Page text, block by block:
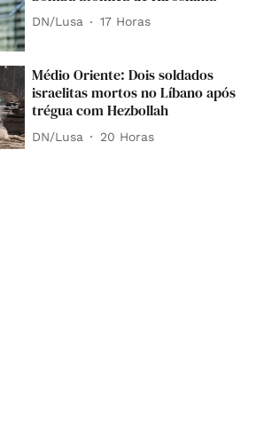
DN/Lusa 17 Horas
Médio Oriente: Dois soldados
israelitas mortos no Líbano após
trégua com Hezbollah
DN/Lusa 20 Horas